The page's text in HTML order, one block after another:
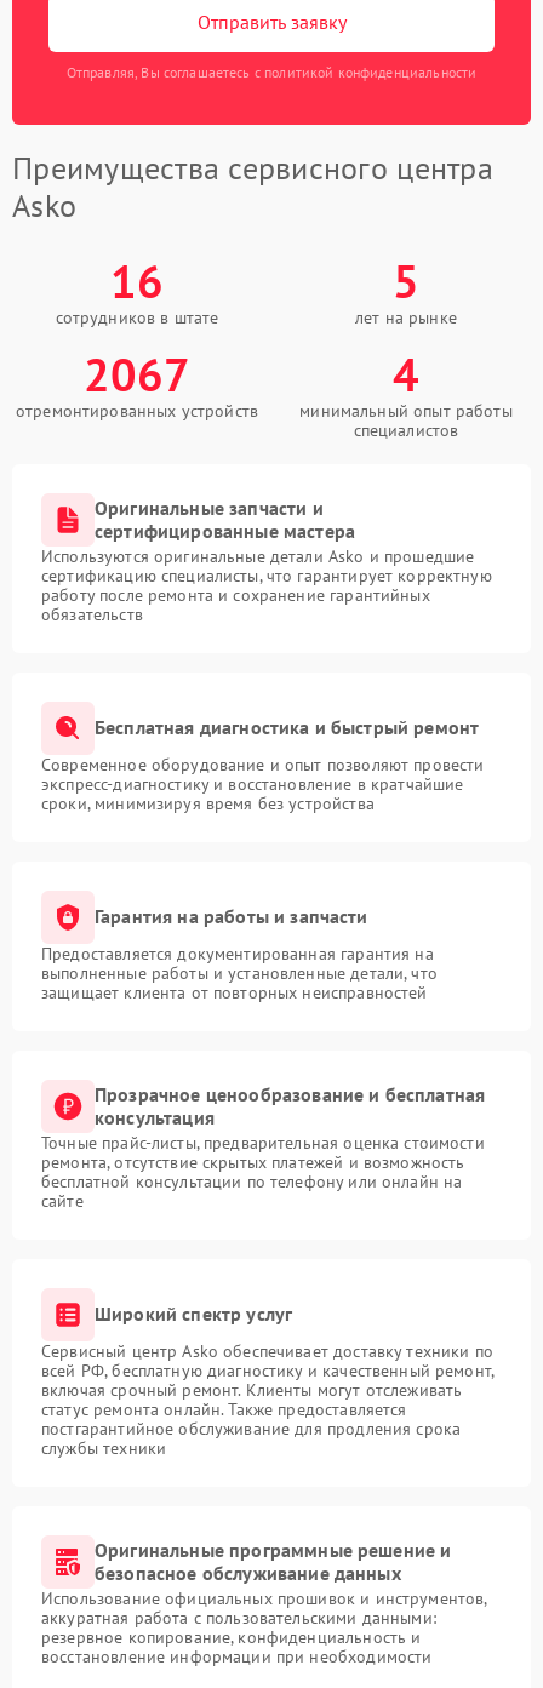
Отправить заявку
Отправляя, Вы соглашаетесь с политикой конфиденциальности
Преимущества сервисного центра
Asko
16
сотрудников в штате
5
лет на рынке
2067
отремонтированных устройств
4
минимальный опыт работы
специалистов
Оригинальные запчасти и
сертифицированные мастера
Используются оригинальные детали Asko и прошедшие
сертификацию специалисты, что гарантирует корректную
работу после ремонта и сохранение гарантийных
обязательств
Бесплатная диагностика и быстрый ремонт
Современное оборудование и опыт позволяют провести
экспресс-диагностику и восстановление в кратчайшие
сроки, минимизируя время без устройства
Гарантия на работы и запчасти
Предоставляется документированная гарантия на
выполненные работы и установленные детали, что
защищает клиента от повторных неисправностей
Прозрачное ценообразование и бесплатная
консультация
Точные прайс-листы, предварительная оценка стоимости
ремонта, отсутствие скрытых платежей и возможность
бесплатной консультации по телефону или онлайн на
сайте
Широкий спектр услуг
Сервисный центр Asko обеспечивает доставку техники по
всей РФ, бесплатную диагностику и качественный ремонт,
включая срочный ремонт. Клиенты могут отслеживать
статус ремонта онлайн. Также предоставляется
постгарантийное обслуживание для продления срока
службы техники
Оригинальные программные решение и
безопасное обслуживание данных
Использование официальных прошивок и инструментов,
аккуратная работа с пользовательскими данными:
резервное копирование, конфиденциальность и
восстановление информации при необходимости